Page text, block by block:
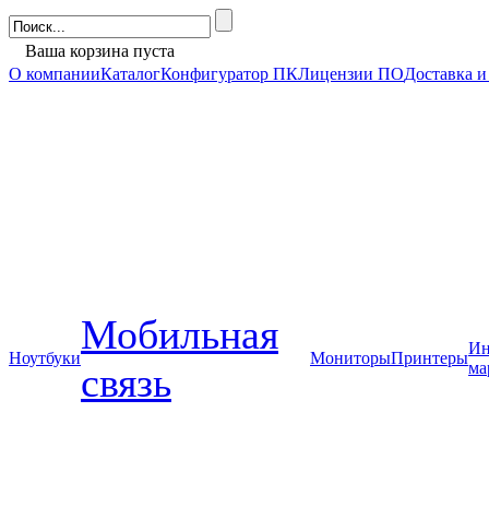
Ваша корзина пуста
О компанииКаталогКонфигуратор ПКЛицензии ПОДоставка
Ноутбуки
Мобильная
связь
МониторыПринтеры